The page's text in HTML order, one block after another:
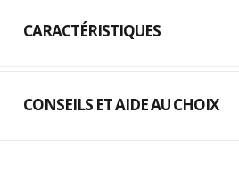
CARACTÉRISTIQUES
CONSEILS ET AIDE AU CHOIX